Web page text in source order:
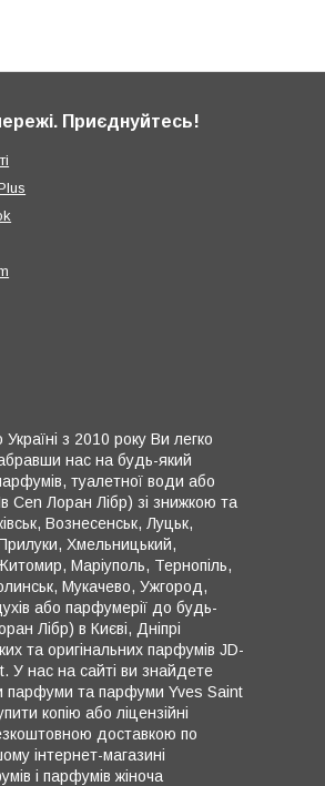
Приєднуйтесь!
з 2010 року Ви легко
нас на будь-який
туалетної води або
Лоран Лібр) зі знижкою та
Вознесенськ, Луцьк,
Хмельницький,
Маріуполь, Тернопіль,
Мукачево, Ужгород,
або парфумерії до будь-
Лібр) в Києві, Дніпрі
та оригінальних парфумів JD-
У нас на сайті ви знайдете
парфуми та парфуми Yves Saint
копію або ліцензійні
доставкою по
інтернет-магазині
і парфумів жіноча